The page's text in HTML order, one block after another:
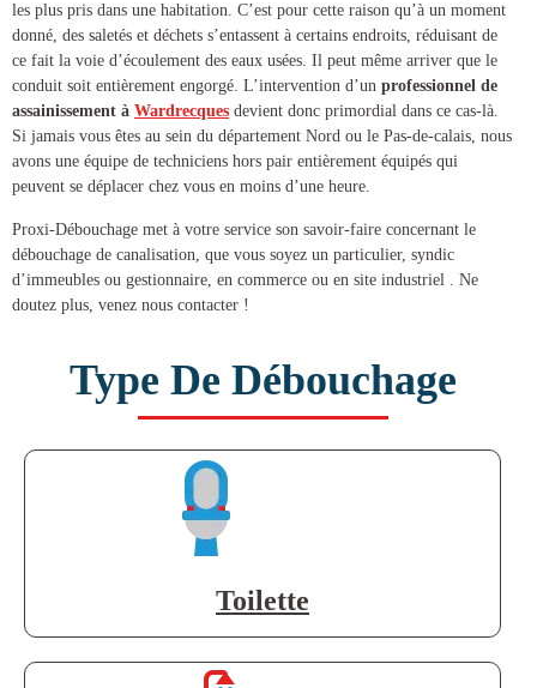
les plus pris dans une habitation. C’est pour cette raison qu’à un moment
donné, des saletés et déchets s’entassent à certains endroits, réduisant de
ce fait la voie d’écoulement des eaux usées. Il peut même arriver que le
conduit soit entièrement engorgé. L’intervention d’un professionnel de
assainissement à Wardrecques devient donc primordial dans ce cas-là.
Si jamais vous êtes au sein du département Nord ou le Pas-de-calais, nous
avons une équipe de techniciens hors pair entièrement équipés qui
peuvent se déplacer chez vous en moins d’une heure.
Proxi-Débouchage met à votre service son savoir-faire concernant le
débouchage de canalisation , que vous soyez un particulier, syndic
d’immeubles ou gestionnaire, en commerce ou en site industriel . Ne
doutez plus, venez nous contacter !
Type De Débouchage
Toilette